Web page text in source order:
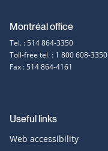
Montréal office
Tel. : 514 864-3350
Toll-free tel. : 1 800 608-3350
Fax : 514 864-4161
Useful links
Web accessibility